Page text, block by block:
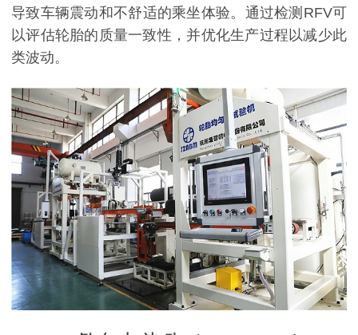
导致车辆震动和不舒适的乘坐体验。通过检测RFV可
以评估轮胎的质量一致性，并优化生产过程以减少此
类波动。